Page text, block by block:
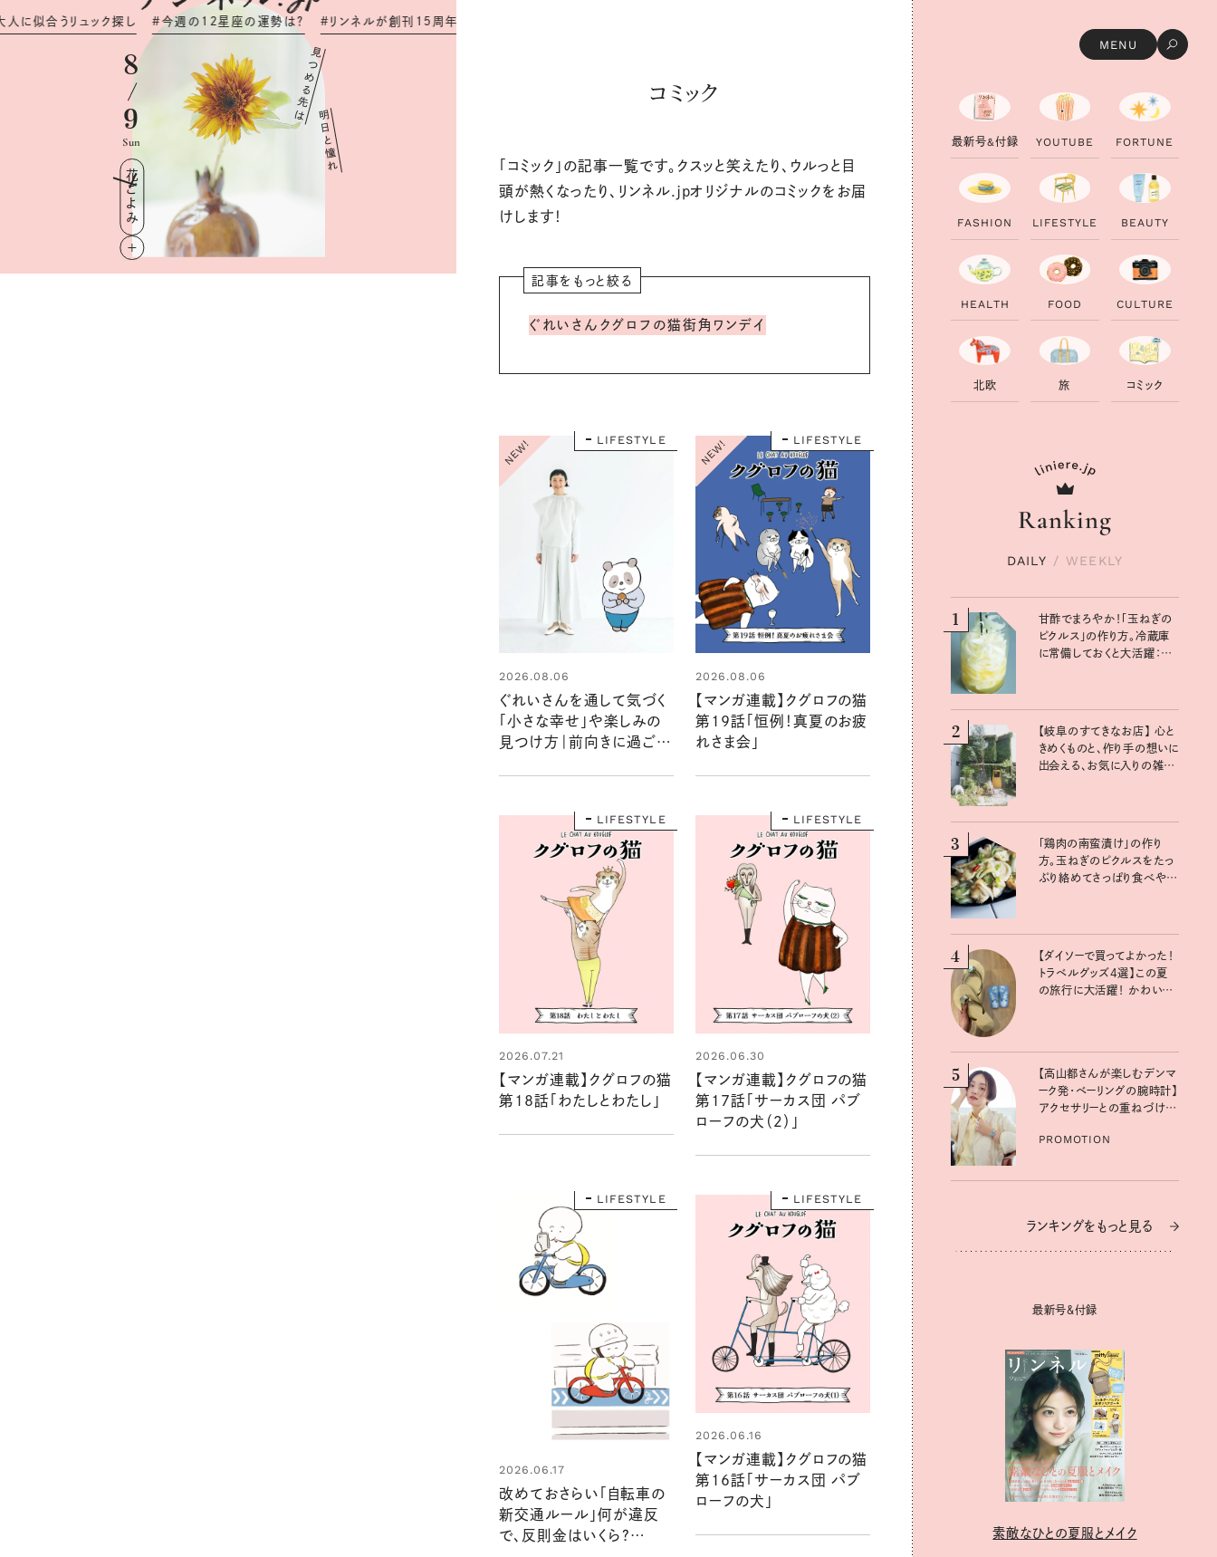
MENU
見
つ
め
る
先
は
明
日
と
憧
れ
8
9
Sun
花ごよみ
う リュック探し #今週 12星座の 運勢 は？ #リンネ ルが 創刊15周年を 迎 えま ク
コミック
「コミック」の記事一覧です。クスッと笑えたり、ウルっと目
頭が熱くなったり、リンネル.jpオリジナルのコミックをお届
けします！
記事をもっと絞る
ぐれいさん クグロフの猫街角ワンデイ
LIFESTYLE
NEW!
2026.08.06
ぐれいさんを通して気づく
「小さな幸せ」や楽しみの
見つけ方｜前向きに過ごす
LIFESTYLE
NEW!
2026.08.06
【マンガ連載】クグロフの猫
第19話「恒例！真夏のお疲
れさま会」
LIFESTYLE
2026.07.21
【マンガ連載】クグロフの猫
第18話「わたしとわたし」
LIFESTYLE
2026.06.30
【マンガ連載】クグロフの猫
第17話「サーカス団 パブ
ローフの犬（２）」
LIFESTYLE
2026.06.17
改めておさらい「自転車の
新交通ルール」何が違反
で、反則金はいくら？
LIFESTYLE
2026.06.16
【マンガ連載】クグロフの猫
第16話「サーカス団 パブ
ローフの犬」
最新号&付録 YOUTU B E FORTU N E
FAS H ION LI FESTYLE B EAUTY
H EALTH FOOD CU LTU RE
北欧 旅 コ ミ ック
Ranking
DAILY / WEEKLY
1
甘酢でまろやか！「玉ねぎの
ピクルス」の作り方。冷蔵庫
に常備しておくと大活躍：真
2
【岐阜のすてきなお店】 心と
きめくものと、作り手の想いに
出会える、お気に入りの雑貨
3
「鶏肉の南蛮漬け」の作り
方。玉ねぎのピクルスをたっ
ぷり絡めてさっぱり食べやす
4
【ダイソーで買ってよかった！
トラベルグッズ4選】この夏
の旅行に大活躍！ かわいく
5
【高山都さんが楽しむデンマ
ーク発・ベーリングの腕時計】
アクセサリーとの重ねづけも
選
PROMOTION
ランキングをもっと見る
最新号＆付録
素敵なひとの夏服とメイク